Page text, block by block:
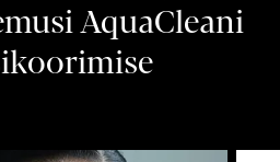
AquaCleani